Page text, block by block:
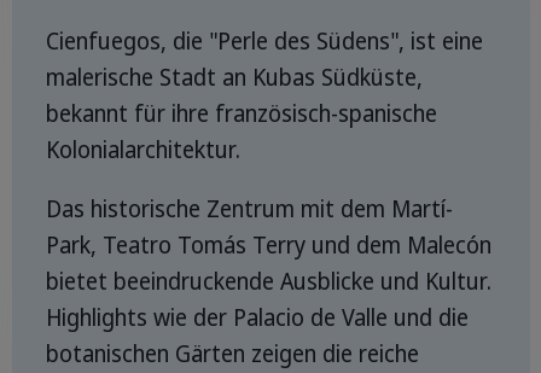
Cienfuegos, die "Perle des Südens", ist eine
malerische Stadt an Kubas Südküste,
bekannt für ihre französisch-spanische
Kolonialarchitektur.
Das historische Zentrum mit dem Martí-
Park, Teatro Tomás Terry und dem Malecón
bietet beeindruckende Ausblicke und Kultur.
Highlights wie der Palacio de Valle und die
botanischen Gärten zeigen die reiche